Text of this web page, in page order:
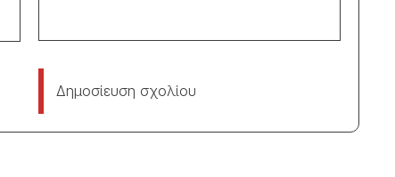
Δημοσίευση σχολίου